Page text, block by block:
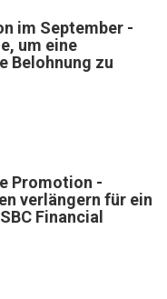
im September -
um eine
Belohnung zu
Promotion -
verlängern für ein
Financial